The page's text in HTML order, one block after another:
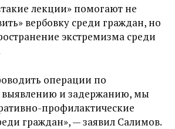
лекции» помогают не
вербовку среди граждан, но
экстремизма среди
операции по
и задержанию, мы
профилактические
граждан», — заявил Салимов.